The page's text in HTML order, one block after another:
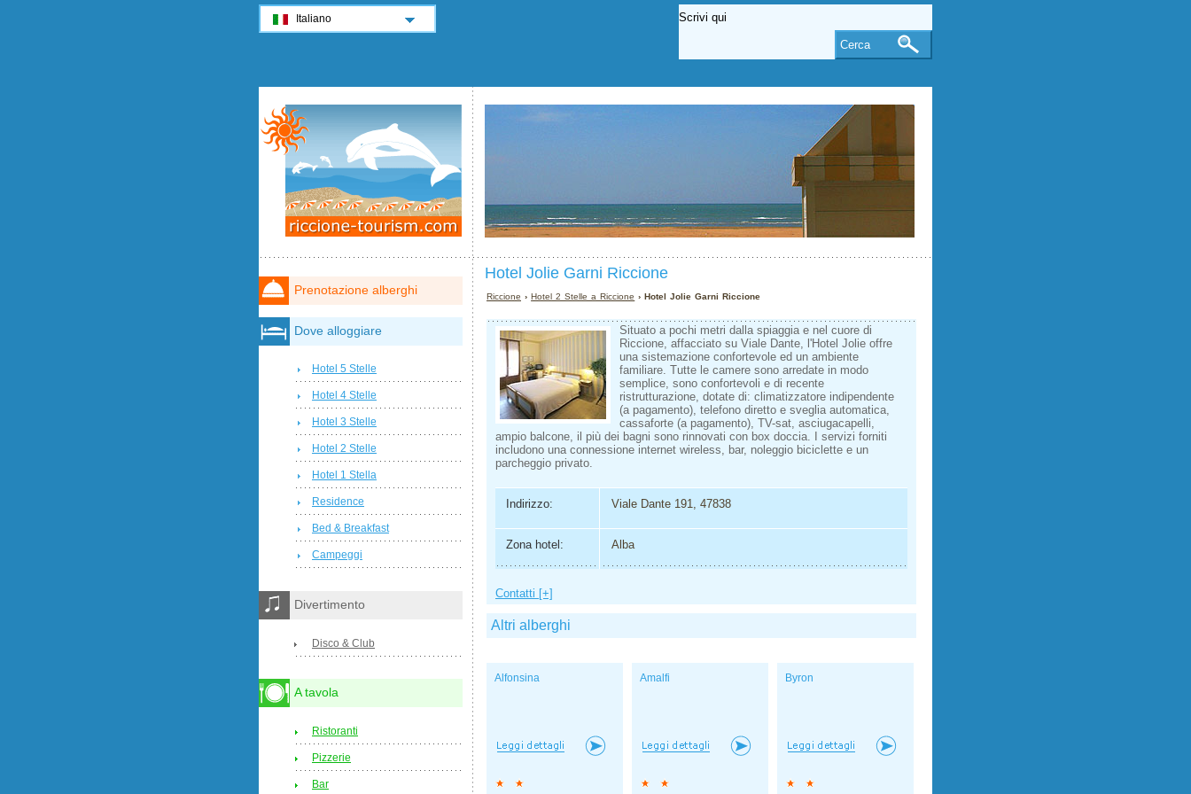
Hotel Jolie Garni Riccione
Riccione ›Hotel 2 Stelle a Riccione › Hotel Jolie Garni Riccione
Situato a pochi metri dalla spiaggia e nel cuore di
Riccione, affacciato su Viale Dante, l'Hotel Jolie offre
una sistemazione confortevole ed un ambiente
familiare. Tutte le camere sono arredate in modo
semplice, sono confortevoli e di recente
ristrutturazione, dotate di: climatizzatore indipendente
(a pagamento), telefono diretto e sveglia automatica,
cassaforte (a pagamento), TV-sat, asciugacapelli,
ampio balcone, il più dei bagni sono rinnovati con box doccia. I servizi forniti
includono una connessione internet wireless, bar, noleggio biciclette e un
parcheggio privato.
Indirizzo: Viale Dante 191, 47838
Zona hotel: Alba
Contatti [+]
Altri alberghi
Alfonsina Amalfi Byron
Prenotazione alberghi
Dove alloggiare
Hotel 5 Stelle
Hotel 4 Stelle
Hotel 3 Stelle
Hotel 2 Stelle
Hotel 1 Stella
Residence
Bed & Breakfast
Campeggi
Divertimento
Disco & Club
A tavola
Ristoranti
Pizzerie
Bar
Italiano
Cerca